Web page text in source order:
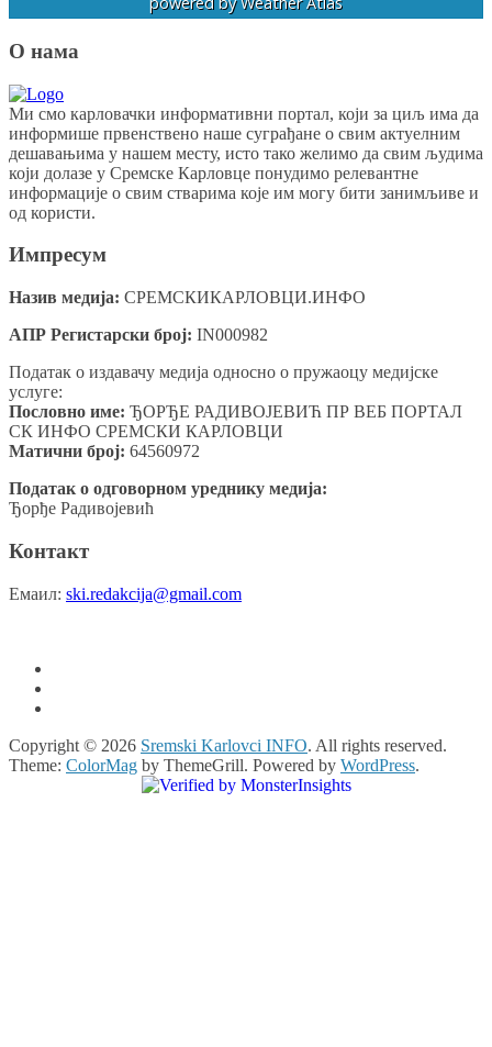
О нама
Ми смо карловачки информативни портал, који за циљ има да
информише првенствено наше суграђане о свим актуелним
дешавањима у нашем месту, исто тако желимо да свим људима
који долазе у Сремске Карловце понудимо релевантне
информације о свим стварима које им могу бити занимљиве и
од користи.
Импресум
Назив медија: СРЕМСКИКАРЛОВЦИ.ИНФО
АПР Регистарски број: IN000982
Податак о издавачу медија односно о пружаоцу медијске
услуге:
Пословно име: ЂОРЂЕ РАДИВОЈЕВИЋ ПР ВЕБ ПОРТАЛ
СК ИНФО СРЕМСКИ КАРЛОВЦИ
Матични број: 64560972
Податак о одговорном уреднику медија:
Ђорђе Радивојевић
Контакт
Емаил: ski.redakcija@gmail.com
Copyright © 2026 Sremski Karlovci INFO. All rights reserved.
Theme: ColorMag by ThemeGrill. Powered by WordPress.